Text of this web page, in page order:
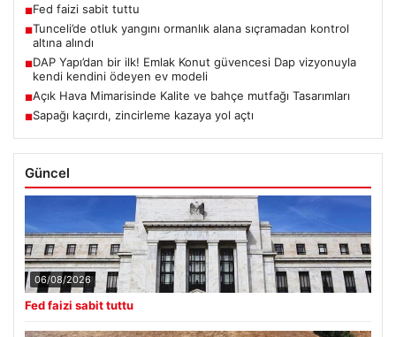
■Fed faizi sabit tuttu
■Tunceli’de otluk yangını ormanlık alana sıçramadan kontrol
altına alındı
■DAP Yapı’dan bir ilk! Emlak Konut güvencesi Dap vizyonuyla
kendi kendini ödeyen ev modeli
■Açık Hava Mimarisinde Kalite ve bahçe mutfağı Tasarımları
■Sapağı kaçırdı, zincirleme kazaya yol açtı
Güncel
06/08/2026
Fed faizi sabit tuttu